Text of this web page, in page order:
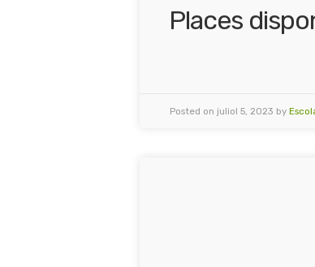
Places
Posted on juliol 5, 2023 by